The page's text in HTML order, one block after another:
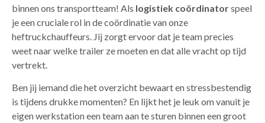
binnen ons transportteam! Als logistiek coördinatorspeel
je een cruciale rol in de coördinatie van onze
heftruckchauffeurs. Jij zorgt ervoor dat je team precies
weet naar welke trailer ze moeten en dat alle vracht op tijd
vertrekt.
Ben jij iemand die het overzicht bewaart en stressbestendig
is tijdens drukke momenten? En lijkt het je leuk om vanuit je
eigen werkstation een team aan te sturen binnen een groot